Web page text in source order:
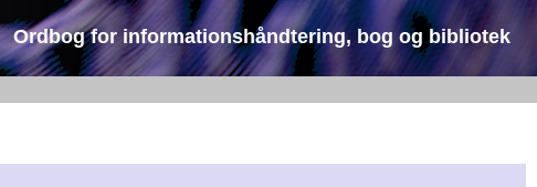
Ordbog for informationshåndtering, bog og bibliotek